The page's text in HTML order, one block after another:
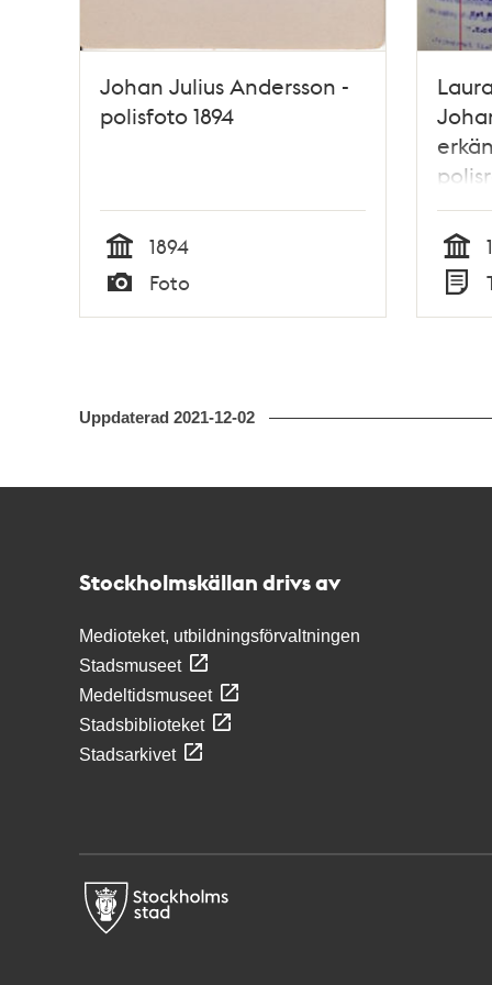
Johan Julius Andersson -
polisfoto 1894
Tid
1894
Foto Tid
Uppdaterad 2021-12-02
Stockholmskällan drivs av
Medioteket, utbildningsförvaltningen
Stadsmuseet
Medeltidsmuseet
Stadsbiblioteket
Stadsarkivet